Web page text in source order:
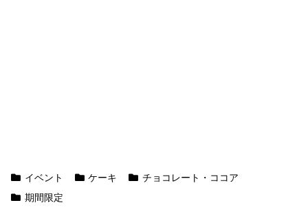
イベント ケーキ
チョコレート・ココア
期間限定